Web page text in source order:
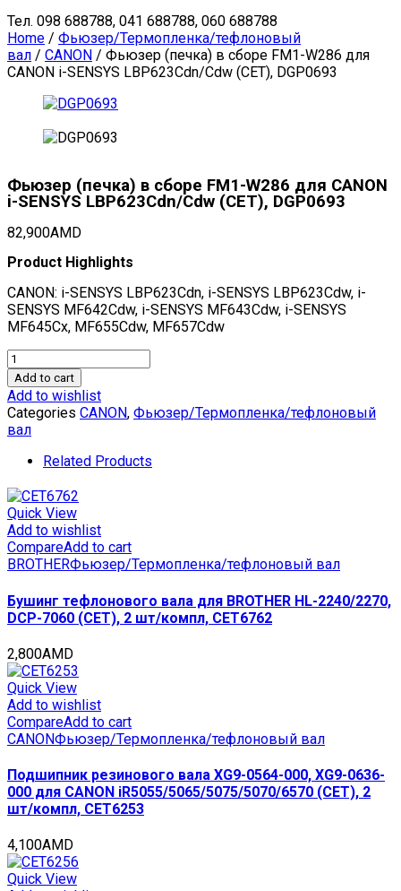
Тел. 098 688788, 041 688788, 060 688788
Home / Фьюзер/Термопленка/тефлоновый
вал / CANON / Фьюзер (печка) в сборе FM1-W286 для
CANON i-SENSYS LBP623Cdn/Cdw (CET), DGP0693
Фьюзер (печка) в сборе FM1-W286 для CANON
i-SENSYS LBP623Cdn/Cdw (CET), DGP0693
82,900AMD
Product Highlights
CANON: i-SENSYS LBP623Cdn, i-SENSYS LBP623Cdw, i-
SENSYS MF642Cdw, i-SENSYS MF643Cdw, i-SENSYS
MF645Cx, MF655Cdw, MF657Cdw
Фьюзер
(печка)
в
сборе
FM1-
для
i-
SENSYS
LBP623Cdn/Cdw
(CET),
DGP0693
Add to cart
Add to wishlist
Categories CANON, Фьюзер/Термопленка/тефлоновый
вал
Related Products
Quick View
Add to wishlist
CompareAdd to cart
BROTHERФьюзер/Термопленка/тефлоновый вал
Бушинг тефлонового вала для BROTHER HL-2240/2270,
DCP-7060 (CET), 2 шт/компл, CET6762
2,800AMD
Quick View
Add to wishlist
CompareAdd to cart
CANONФьюзер/Термопленка/тефлоновый вал
Подшипник резинового вала XG9-0564-000, XG9-0636-
000 для CANON iR5055/5065/5075/5070/6570 (CET), 2
шт/компл, CET6253
4,100AMD
Quick View